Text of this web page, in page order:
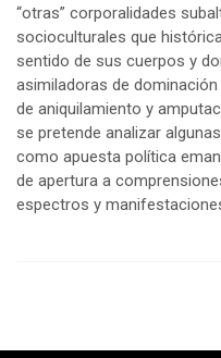
“otras” corporalidades
socioculturales que
sentido de sus cuerpos y
asimiladoras de
de aniquilamiento y
se pretende analizar
como apuesta política
de apertura a
espectros y